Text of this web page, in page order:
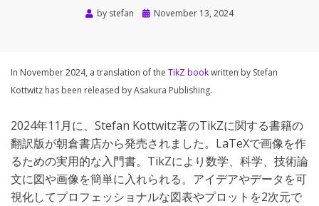
by stefan
Posted
November 13, 2024
In November 2024, a translation of the TikZ bookwritten by Stefan
Kottwitz has been released by Asakura Publishing.
​2024年11月に、Stefan Kottwitz著のTikZに関する書籍の
翻訳版が朝倉書店から発売されました。LaTeXで画像を作
るための実用的な入門書。TikZにより数学、科学、技術論
文に図や画像を簡単に入れられる。アイデアやデータを可
視化してプロフェッショナルな図表やプロットを2次元で